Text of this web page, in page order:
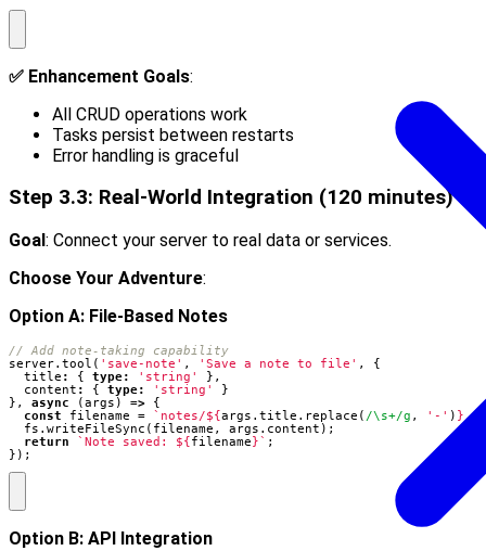
✅ Enhancement Goals:
All CRUD operations work
Tasks persist between restarts
Error handling is graceful
Step 3.3: Real-World Integration (120 minutes)
Goal: Connect your server to real data or services.
Choose Your Adventure:
Option A: File-Based Notes
server. tool ( 'save-note' , 'Save a note to file' ,
{
title : { type: 'string'
},
content : { type: 'string'
}
},
async (args ) =>
{
const
filename = `notes/${args . title . replace ( /\s+/g , '-' ) }
fs . writeFileSync ( filename , args . content );
return
`Note saved: ${filename}` ;
});
Option B: API Integration